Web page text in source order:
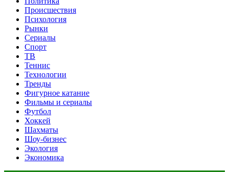
Происшествия
Психология
Рынки
Сериалы
Спорт
ТВ
Теннис
Технологии
Тренды
Фигурное катание
Фильмы и сериалы
Футбол
Хоккей
Шахматы
Шоу-бизнес
Экология
Экономика